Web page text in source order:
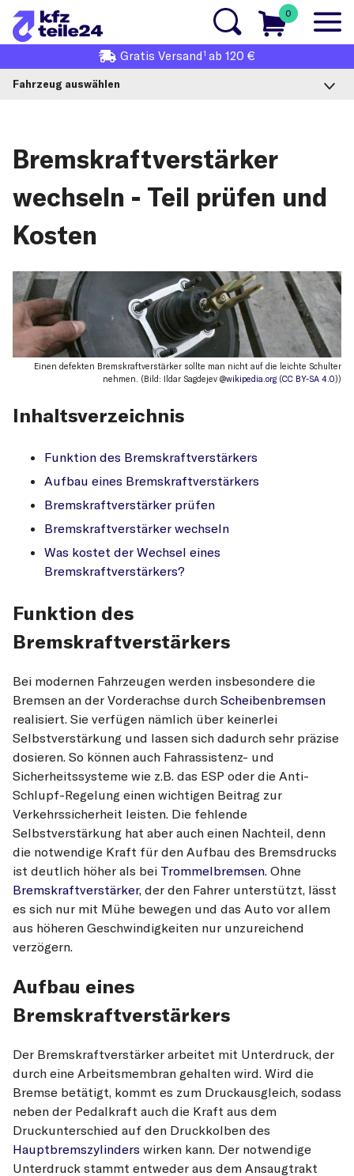
0
Gratis Versand1 ab 120 €
Fahrzeug auswählen
Bremskraftverstärker
wechseln - Teil prüfen und
Kosten
Einen defekten Bremskraftverstärker sollte man nicht auf die leichte Schulter
nehmen. (Bild: Ildar Sagdejev @wikipedia.org (CC BY-SA 4.0))
Inhaltsverzeichnis
Funktion des Bremskraftverstärkers
Aufbau eines Bremskraftverstärkers
Bremskraftverstärker prüfen
Bremskraftverstärker wechseln
Was kostet der Wechsel eines
Bremskraftverstärkers?
Funktion des
Bremskraftverstärkers
Bei modernen Fahrzeugen werden insbesondere die
Bremsen an der Vorderachse durch Scheibenbremsen
realisiert. Sie verfügen nämlich über keinerlei
Selbstverstärkung und lassen sich dadurch sehr präzise
dosieren. So können auch Fahrassistenz- und
Sicherheitssysteme wie z.B. das ESP oder die Anti-
Schlupf-Regelung einen wichtigen Beitrag zur
Verkehrssicherheit leisten. Die fehlende
Selbstverstärkung hat aber auch einen Nachteil, denn
die notwendige Kraft für den Aufbau des Bremsdrucks
ist deutlich höher als bei Trommelbremsen. Ohne
Bremskraftverstärker, der den Fahrer unterstützt, lässt
es sich nur mit Mühe bewegen und das Auto vor allem
aus höheren Geschwindigkeiten nur unzureichend
verzögern.
Aufbau eines
Bremskraftverstärkers
Der Bremskraftverstärker arbeitet mit Unterdruck, der
durch eine Arbeitsmembran gehalten wird. Wird die
Bremse betätigt, kommt es zum Druckausgleich, sodass
neben der Pedalkraft auch die Kraft aus dem
Druckunterschied auf den Druckkolben des
Hauptbremszylinders wirken kann. Der notwendige
Unterdruck stammt entweder aus dem Ansaugtrakt